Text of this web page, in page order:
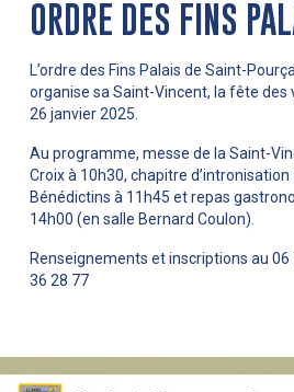
ORDRE DES FINS
L’ordre des Fins Palais de Saint-
organise sa Saint-Vincent, la fête des
26 janvier 2025.
Au programme, messe de la Saint-
Croix à 10h30, chapitre
Bénédictins à 11h45 et repas
14h00 (en salle Bernard Coulon).
Renseignements et inscriptions au 06
36 28 77